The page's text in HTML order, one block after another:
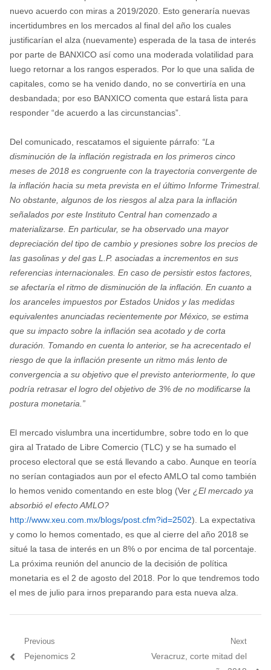
nuevo acuerdo con miras a 2019/2020. Esto generaría nuevas
incertidumbres en los mercados al final del año los cuales
justificarían el alza (nuevamente) esperada de la tasa de interés
por parte de BANXICO así como una moderada volatilidad para
luego retornar a los rangos esperados. Por lo que una salida de
capitales, como se ha venido dando, no se convertiría en una
desbandada; por eso BANXICO comenta que estará lista para
responder “de acuerdo a las circunstancias”.
Del comunicado, rescatamos el siguiente párrafo: “La
disminución de la inflación registrada en los primeros cinco
meses de 2018 es congruente con la trayectoria convergente de
la inflación hacia su meta prevista en el último Informe Trimestral.
No obstante, algunos de los riesgos al alza para la inflación
señalados por este Instituto Central han comenzado a
materializarse. En particular, se ha observado una mayor
depreciación del tipo de cambio y presiones sobre los precios de
las gasolinas y del gas L.P. asociadas a incrementos en sus
referencias internacionales. En caso de persistir estos factores,
se afectaría el ritmo de disminución de la inflación. En cuanto a
los aranceles impuestos por Estados Unidos y las medidas
equivalentes anunciadas recientemente por México, se estima
que su impacto sobre la inflación sea acotado y de corta
duración. Tomando en cuenta lo anterior, se ha acrecentado el
riesgo de que la inflación presente un ritmo más lento de
convergencia a su objetivo que el previsto anteriormente, lo que
podría retrasar el logro del objetivo de 3% de no modificarse la
postura monetaria.”
El mercado vislumbra una incertidumbre, sobre todo en lo que
gira al Tratado de Libre Comercio (TLC) y se ha sumado el
proceso electoral que se está llevando a cabo. Aunque en teoría
no serían contagiados aun por el efecto AMLO tal como también
lo hemos venido comentando en este blog (Ver ¿El mercado ya
absorbió el efecto AMLO?
http://www.xeu.com.mx/blogs/post.cfm?id=2502). La expectativa
y como lo hemos comentado, es que al cierre del año 2018 se
situé la tasa de interés en un 8% o por encima de tal porcentaje.
La próxima reunión del anuncio de la decisión de política
monetaria es el 2 de agosto del 2018. Por lo que tendremos todo
el mes de julio para irnos preparando para esta nueva alza.
Navegación
de
Previous
Previous
Pejenomics 2
Next
Next
Veracruz, corte mitad del